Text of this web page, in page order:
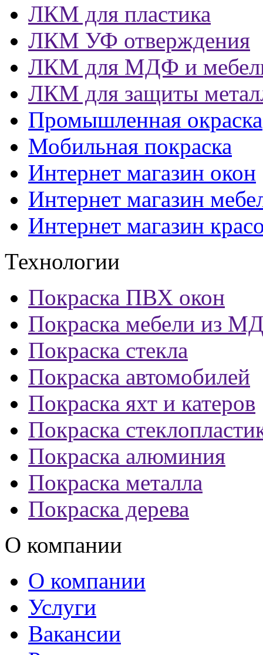
ЛКМ для пластика
ЛКМ УФ отверждения
ЛКМ для МДФ и
ЛКМ для защиты
Промышленная окраска
Мобильная покраска
Интернет магазин окон
Интернет магазин
Интернет магазин
Технологии
Покраска ПВХ окон
Покраска мебели из
Покраска стекла
Покраска автомобилей
Покраска яхт и катеров
Покраска
Покраска алюминия
Покраска металла
Покраска дерева
О компании
О компании
Услуги
Вакансии